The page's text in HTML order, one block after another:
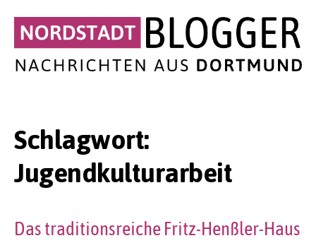
Schlagwort:
Jugendkulturarbeit
Das traditionsreiche Fritz-Henßler-Haus